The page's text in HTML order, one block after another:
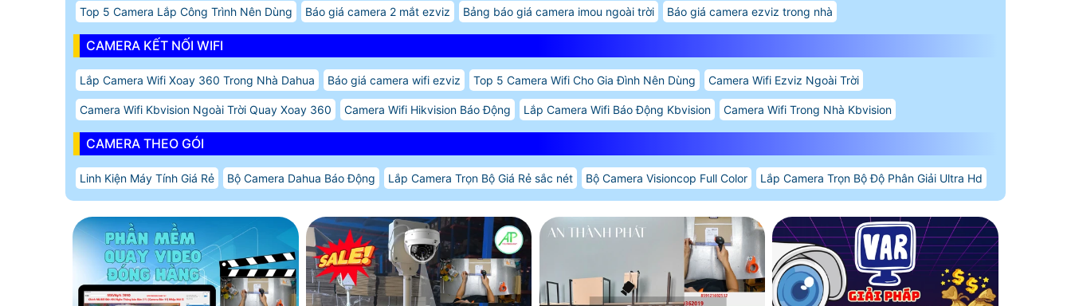
Top 5 Camera Lắp Công Trình Nên Dùng Báo giá camera 2 mắt ezviz Bảng báo giá camera imou ngoài trời Báo giá camera ezviz trong nhà
CAMERA KẾT NỐI WIFI
Lắp Camera Wifi Xoay 360 Trong Nhà Dahua Báo giá camera wifi ezviz Top 5 Camera Wifi Cho Gia Đình Nên Dùng Camera Wifi Ezviz Ngoài Trời
Camera Wifi Kbvision Ngoài Trời Quay Xoay 360 Camera Wifi Hikvision Báo Động Lắp Camera Wifi Báo Động Kbvision Camera Wifi Trong Nhà Kbvision
CAMERA THEO GÓI
Linh Kiện Máy Tính Giá Rẻ Bộ Camera Dahua Báo Động Lắp Camera Trọn Bộ Giá Rẻ sắc nét Bộ Camera Visioncop Full Color Lắp Camera Trọn Bộ Độ Phân Giải Ultra Hd